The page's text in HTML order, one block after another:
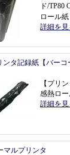
ド/TP80
ロール紙
詳細を
ンタ記録紙【バー
【 プリ
感熱ロ
詳細を
マルプリンタ